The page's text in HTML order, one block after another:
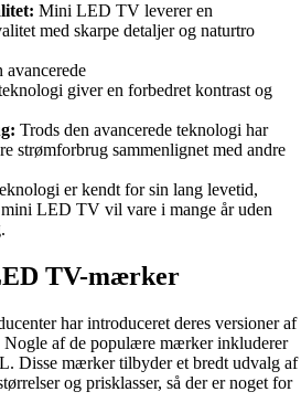
Mini LED TV leverer en
med skarpe detaljer og naturtro
avancerede
giver en forbedret kontrast og
Trods den avancerede teknologi har
strømforbrug sammenlignet med andre
er kendt for sin lang levetid,
LED TV vil vare i mange år uden
TV-mærker
har introduceret deres versioner af
af de populære mærker inkluderer
Disse mærker tilbyder et bredt udvalg af
og prisklasser, så der er noget for